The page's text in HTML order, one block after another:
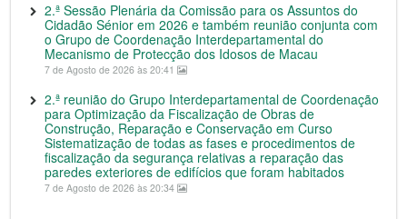
2.ª Sessão Plenária da Comissão para os Assuntos do
Cidadão Sénior em 2026 e também reunião conjunta com
o Grupo de Coordenação Interdepartamental do
Mecanismo de Protecção dos Idosos de Macau
7 de Agosto de 2026 às 20:41
2.ª reunião do Grupo Interdepartamental de Coordenação
para Optimização da Fiscalização de Obras de
Construção, Reparação e Conservação em Curso
Sistematização de todas as fases e procedimentos de
fiscalização da segurança relativas a reparação das
paredes exteriores de edifícios que foram habitados
7 de Agosto de 2026 às 20:34